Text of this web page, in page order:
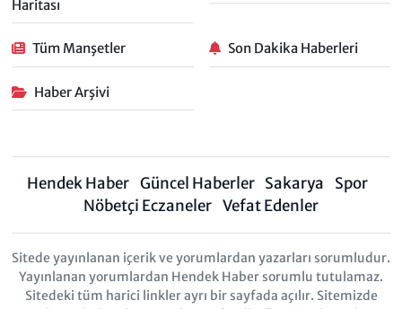
Haritası
Tüm Manşetler Son Dakika Haberleri
Haber Arşivi
Hendek Haber Güncel Haberler Sakarya
Spor
Nöbetçi Eczaneler Vefat Edenler
Sitede yayınlanan içerik ve yorumlardan yazarları sorumludur.
Yayınlanan yorumlardan Hendek Haber sorumlu tutulamaz.
Sitedeki tüm harici linkler ayrı bir sayfada açılır. Sitemizde